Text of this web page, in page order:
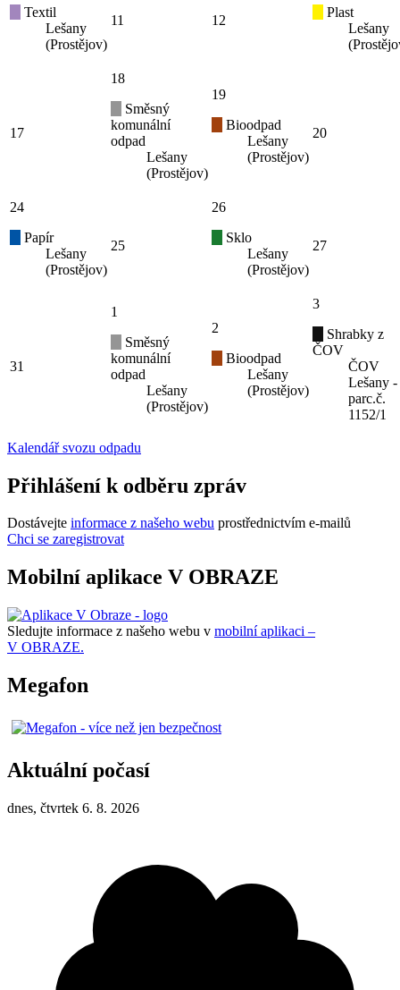
Textil
Lešany
(Prostějov)
11 12
Plast
Lešany
17
18
Směsný
komunální
odpad
Lešany
(Prostějov)
19
Bioodpad
Lešany
(Prostějov)
20
24
Papír
Lešany
(Prostějov)
25
26
Sklo
Lešany
(Prostějov)
27
31
1
Směsný
komunální
odpad
Lešany
(Prostějov)
2
Bioodpad
Lešany
(Prostějov)
3
Shrabky z
ČOV
ČOV
Lešany -
parc.č.
1152/1
Kalendář svozu odpadu
Přihlášení k odběru zpráv
Dostávejte informace z našeho webu prostřednictvím e-mailů
Chci se zaregistrovat
Mobilní aplikace V OBRAZE
Sledujte informace z našeho webu v mobilní aplikaci –
V OBRAZE.
Megafon
Aktuální počasí
dnes, čtvrtek 6. 8. 2026